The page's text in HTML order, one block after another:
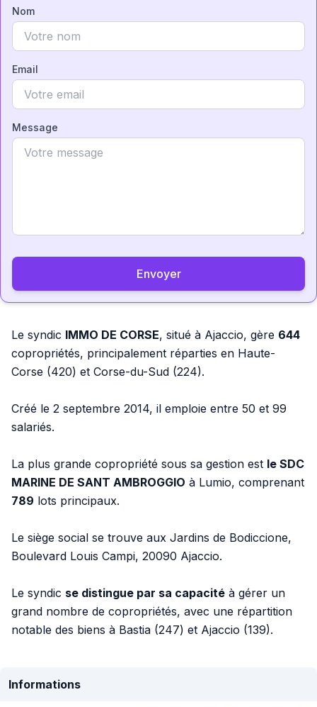
Nom
Email
Message
Envoyer
Le syndic IMMO DE CORSE, situé à Ajaccio, gère 644
copropriétés, principalement réparties en Haute-
Corse (420) et Corse-du-Sud (224).
Créé le 2 septembre 2014, il emploie entre 50 et 99
salariés.
La plus grande copropriété sous sa gestion est le SDC
MARINE DE SANT AMBROGGIO à Lumio, comprenant
789 lots principaux.
Le siège social se trouve aux Jardins de Bodiccione,
Boulevard Louis Campi, 20090 Ajaccio.
Le syndic se distingue par sa capacité à gérer un
grand nombre de copropriétés, avec une répartition
notable des biens à Bastia (247) et Ajaccio (139).
Informations